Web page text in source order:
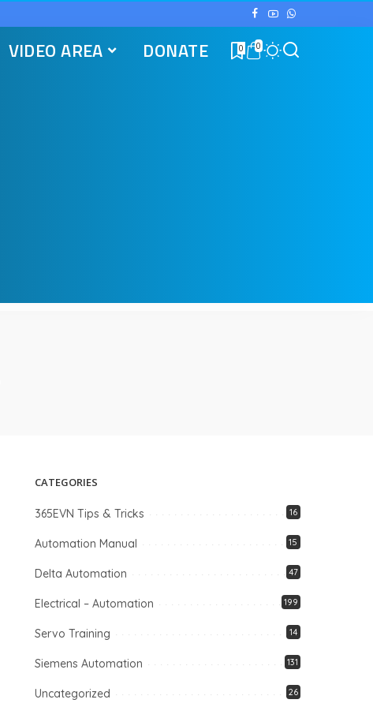
VIDEO AREA DONATE 0 0
CATEGORIES
365EVN Tips & Tricks 16
Automation Manual 15
Delta Automation 47
Electrical – Automation 199
Servo Training 14
Siemens Automation 131
Uncategorized 26